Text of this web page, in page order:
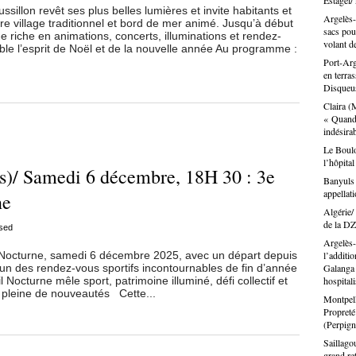
revêt ses plus belles lumières et invite habitants et
village traditionnel et bord de mer animé. Jusqu’à début
riche en animations, concerts, illuminations et rendez-
l’esprit de Noël et de la nouvelle année Au programme :
Samedi 6 décembre, 18H 30 : 3e
samedi 6 décembre 2025, avec un départ depuis
des rendez-vous sportifs incontournables de fin d’année
Nocturne mêle sport, patrimoine illuminé, défi collectif et
de nouveautés Cette...
n’est
de la
la
vont
la
Ce
gens
portent
:
une
Montes
tissu
entiers.
Paul
! Mais
même
gros
déjà.
C’est
j’ai
le
n’y ai
côté,
de
des
est un
quatre
gitan
frère,
située
mais
Buffets
tout…
très
pour
auprès
le
ce que
mieux
centre
sacs
volant
Port-
en
Claira
«
Le
Algérie/
de la